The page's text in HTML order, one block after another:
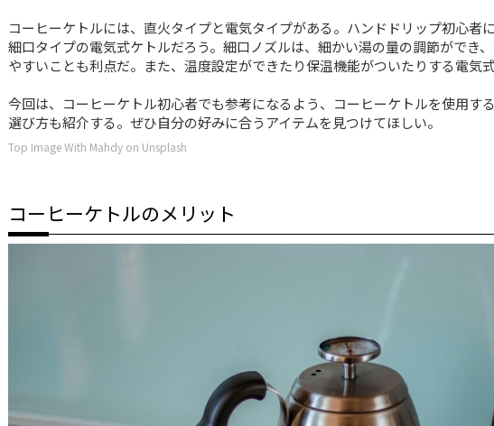
コーヒーケトルには、直火タイプと電気タイプがある。ハンドドリップ初心者
細口タイプの電気式ケトルだろう。細口ノズルは、細かい湯の量の調節ができ
やすいことも利点だ。また、温度設定ができたり保温機能がついたりする電気
今回は、コーヒーケトル初心者でも参考になるよう、コーヒーケトルを使用す
選び方も紹介する。ぜひ自分の好みに合うアイテムを見つけてほしい。
Top Image With Mahdy on Unsplash
コーヒーケトルのメリット